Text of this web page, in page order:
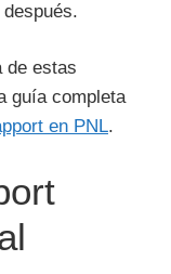
de estas
guía completa
en PNL.